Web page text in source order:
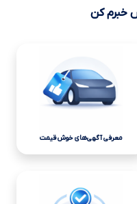
کن
معرفی آگهی‌های خوش قیمت